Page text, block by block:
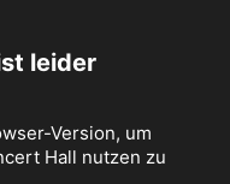
leider
Version, um
Hall nutzen zu